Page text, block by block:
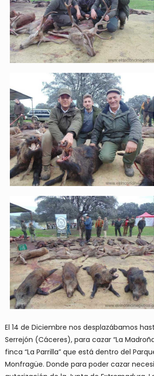
El 14 de Diciembre nos desplazábamos
Serrejón (Cáceres), para cazar “La
finca “La Parrilla” que está dentro del
Monfragüe. Donde para poder cazar